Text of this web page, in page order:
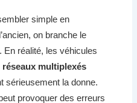
simple en
on branche le
En réalité, les véhicules
réseaux multiplexés
sérieusement la donne.
provoquer des erreurs